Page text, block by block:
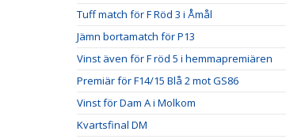
Tuff match för F Röd 3 i Åmål
Jämn bortamatch för P13
Vinst även för F röd 5 i hemmapremiären
Premiär för F14/15 Blå 2 mot GS86
Vinst för Dam A i Molkom
Kvartsfinal DM